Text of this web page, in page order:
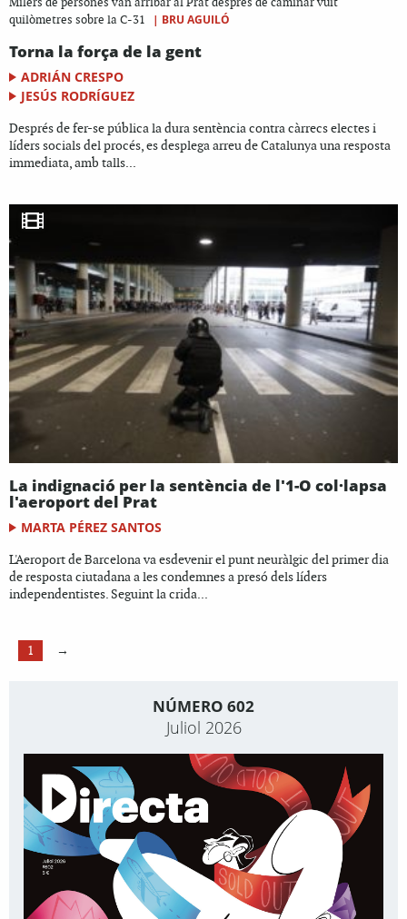
Milers de persones van arribar al Prat després de caminar vuit
quilòmetres sobre la C-31
| BRU AGUILÓ
Torna la força de la gent
ADRIÁN CRESPO
JESÚS RODRÍGUEZ
Després de fer-se pública la dura sentència contra càrrecs electes i
líders socials del procés, es desplega arreu de Catalunya una resposta
immediata, amb talls...
La indignació per la sentència de l'1-O col·lapsa
l'aeroport del Prat
MARTA PÉREZ SANTOS
L'Aeroport de Barcelona va esdevenir el punt neuràlgic del primer dia
de resposta ciutadana a les condemnes a presó dels líders
independentistes. Seguint la crida...
1 →
NÚMERO 602
Juliol 2026